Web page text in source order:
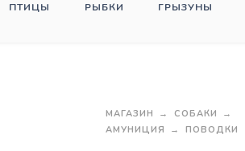
ПТИЦЫ РЫБКИ ГРЫЗУНЫ
МАГАЗИН
СОБАКИ
АМУНИЦИЯ
ПОВОДКИ